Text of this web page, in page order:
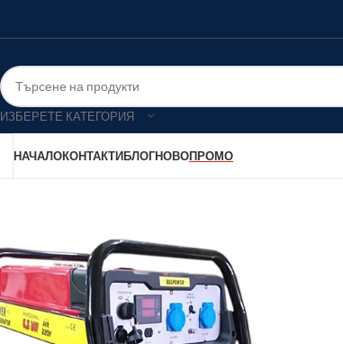
ИЗБЕРЕТЕ КАТЕГОРИЯ
НАЧАЛОКОНТАКТИБЛОГНОВОПРОМО